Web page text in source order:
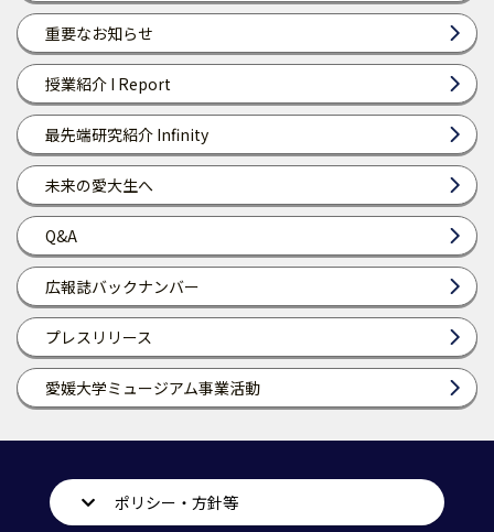
重要なお知らせ
授業紹介 I Report
最先端研究紹介 Infinity
未来の愛大生へ
Q&A
広報誌バックナンバー
プレスリリース
愛媛大学ミュージアム事業活動
ポリシー・方針等